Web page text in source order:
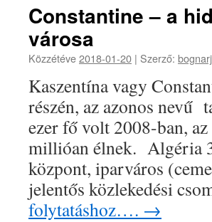
vasútvonal
Constantine – a
városa
Közzétéve2018-01-20 | Szerző:
Kaszentína vagy
részén, az azonos nevű
ezer fő volt 2008-ban,
millióan élnek. Algéria
központ, iparváros
jelentős közlekedési
folytatáshoz…. →